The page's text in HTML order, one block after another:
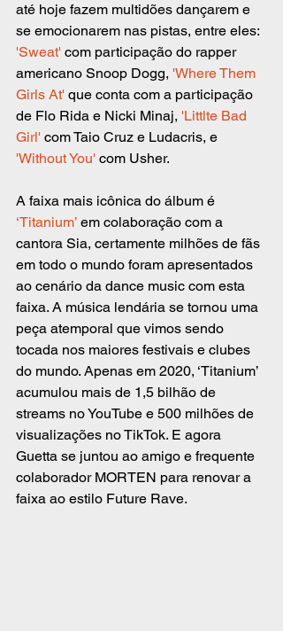
até hoje fazem multidões dançarem e
se emocionarem nas pistas, entre eles:
'Sweat' com participação do rapper
americano Snoop Dogg, 'Where Them
Girls At' que conta com a participação
de Flo Rida e Nicki Minaj, 'Littlte Bad
Girl' com Taio Cruz e Ludacris, e
'Without You' com Usher.
A faixa mais icônica do álbum é
‘Titanium’ em colaboração com a
cantora Sia, certamente milhões de fãs
em todo o mundo foram apresentados
ao cenário da dance music com esta
faixa. A música lendária se tornou uma
peça atemporal que vimos sendo
tocada nos maiores festivais e clubes
do mundo. Apenas em 2020, ‘Titanium’
acumulou mais de 1,5 bilhão de
streams no YouTube e 500 milhões de
visualizações no TikTok. E agora
Guetta se juntou ao amigo e frequente
colaborador MORTEN para renovar a
faixa ao estilo Future Rave.